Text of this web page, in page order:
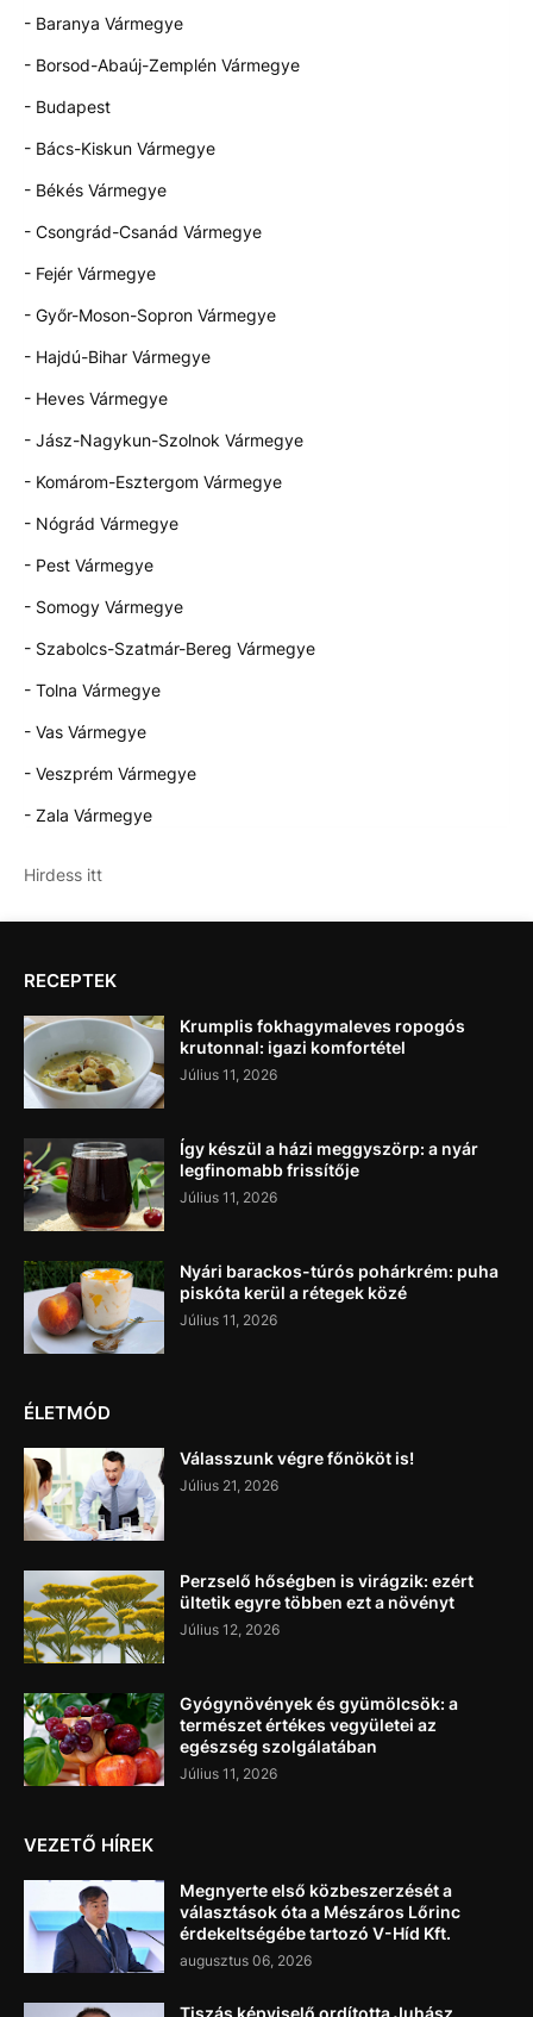
- Baranya Vármegye
- Borsod-Abaúj-Zemplén Vármegye
- Budapest
- Bács-Kiskun Vármegye
- Békés Vármegye
- Csongrád-Csanád Vármegye
- Fejér Vármegye
- Győr-Moson-Sopron Vármegye
- Hajdú-Bihar Vármegye
- Heves Vármegye
- Jász-Nagykun-Szolnok Vármegye
- Komárom-Esztergom Vármegye
- Nógrád Vármegye
- Pest Vármegye
- Somogy Vármegye
- Szabolcs-Szatmár-Bereg Vármegye
- Tolna Vármegye
- Vas Vármegye
- Veszprém Vármegye
- Zala Vármegye
Hirdess itt
RECEPTEK
Krumplis fokhagymaleves ropogós
krutonnal: igazi komfortétel
Július 11, 2026
Így készül a házi meggyszörp: a nyár
legfinomabb frissítője
Július 11, 2026
Nyári barackos-túrós pohárkrém: puha
piskóta kerül a rétegek közé
Július 11, 2026
ÉLETMÓD
Válasszunk végre főnököt is!
Július 21, 2026
Perzselő hőségben is virágzik: ezért
ültetik egyre többen ezt a növényt
Július 12, 2026
Gyógynövények és gyümölcsök: a
természet értékes vegyületei az
egészség szolgálatában
Július 11, 2026
VEZETŐ HÍREK
Megnyerte első közbeszerzését a
választások óta a Mészáros Lőrinc
érdekeltségébe tartozó V-Híd Kft.
augusztus 06, 2026
Tiszás képviselő ordította Juhász